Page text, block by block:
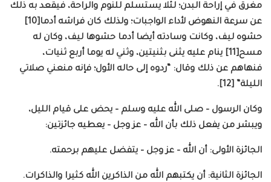
مغرق في إراحة البدن؛ لئلا يستسلم للنوم والراحة، فيقعد به ذلك
عن سرعة النهوض لأداء الواجبات؛ ولذلك كان فراشه أدما[10]
حشوه ليف، وكانت وسادته أيضا أدما حشوها ليف، وكان له
مسح[11] ينام عليه يثنى بثنيتين، وثني له يوما أربع ثنيات،
فنهاهم عن ذلك وقال: “ردوه إلى حاله الأول؛ فإنه منعني صلاتي
الليلة” [12].
وكان الرسول – صلى الله عليه وسلم – يحض على قيام الليل،
ويبشر من يفعل ذلك بأن الله – عز وجل – يعطيه جائزتين:
الجائزة الأولى: أن الله – عز وجل – يتفضل عليهم برحمته.
الجائزة الثانية: أن يكتبهم الله من الذاكرين الله كثيرا والذاكرات.